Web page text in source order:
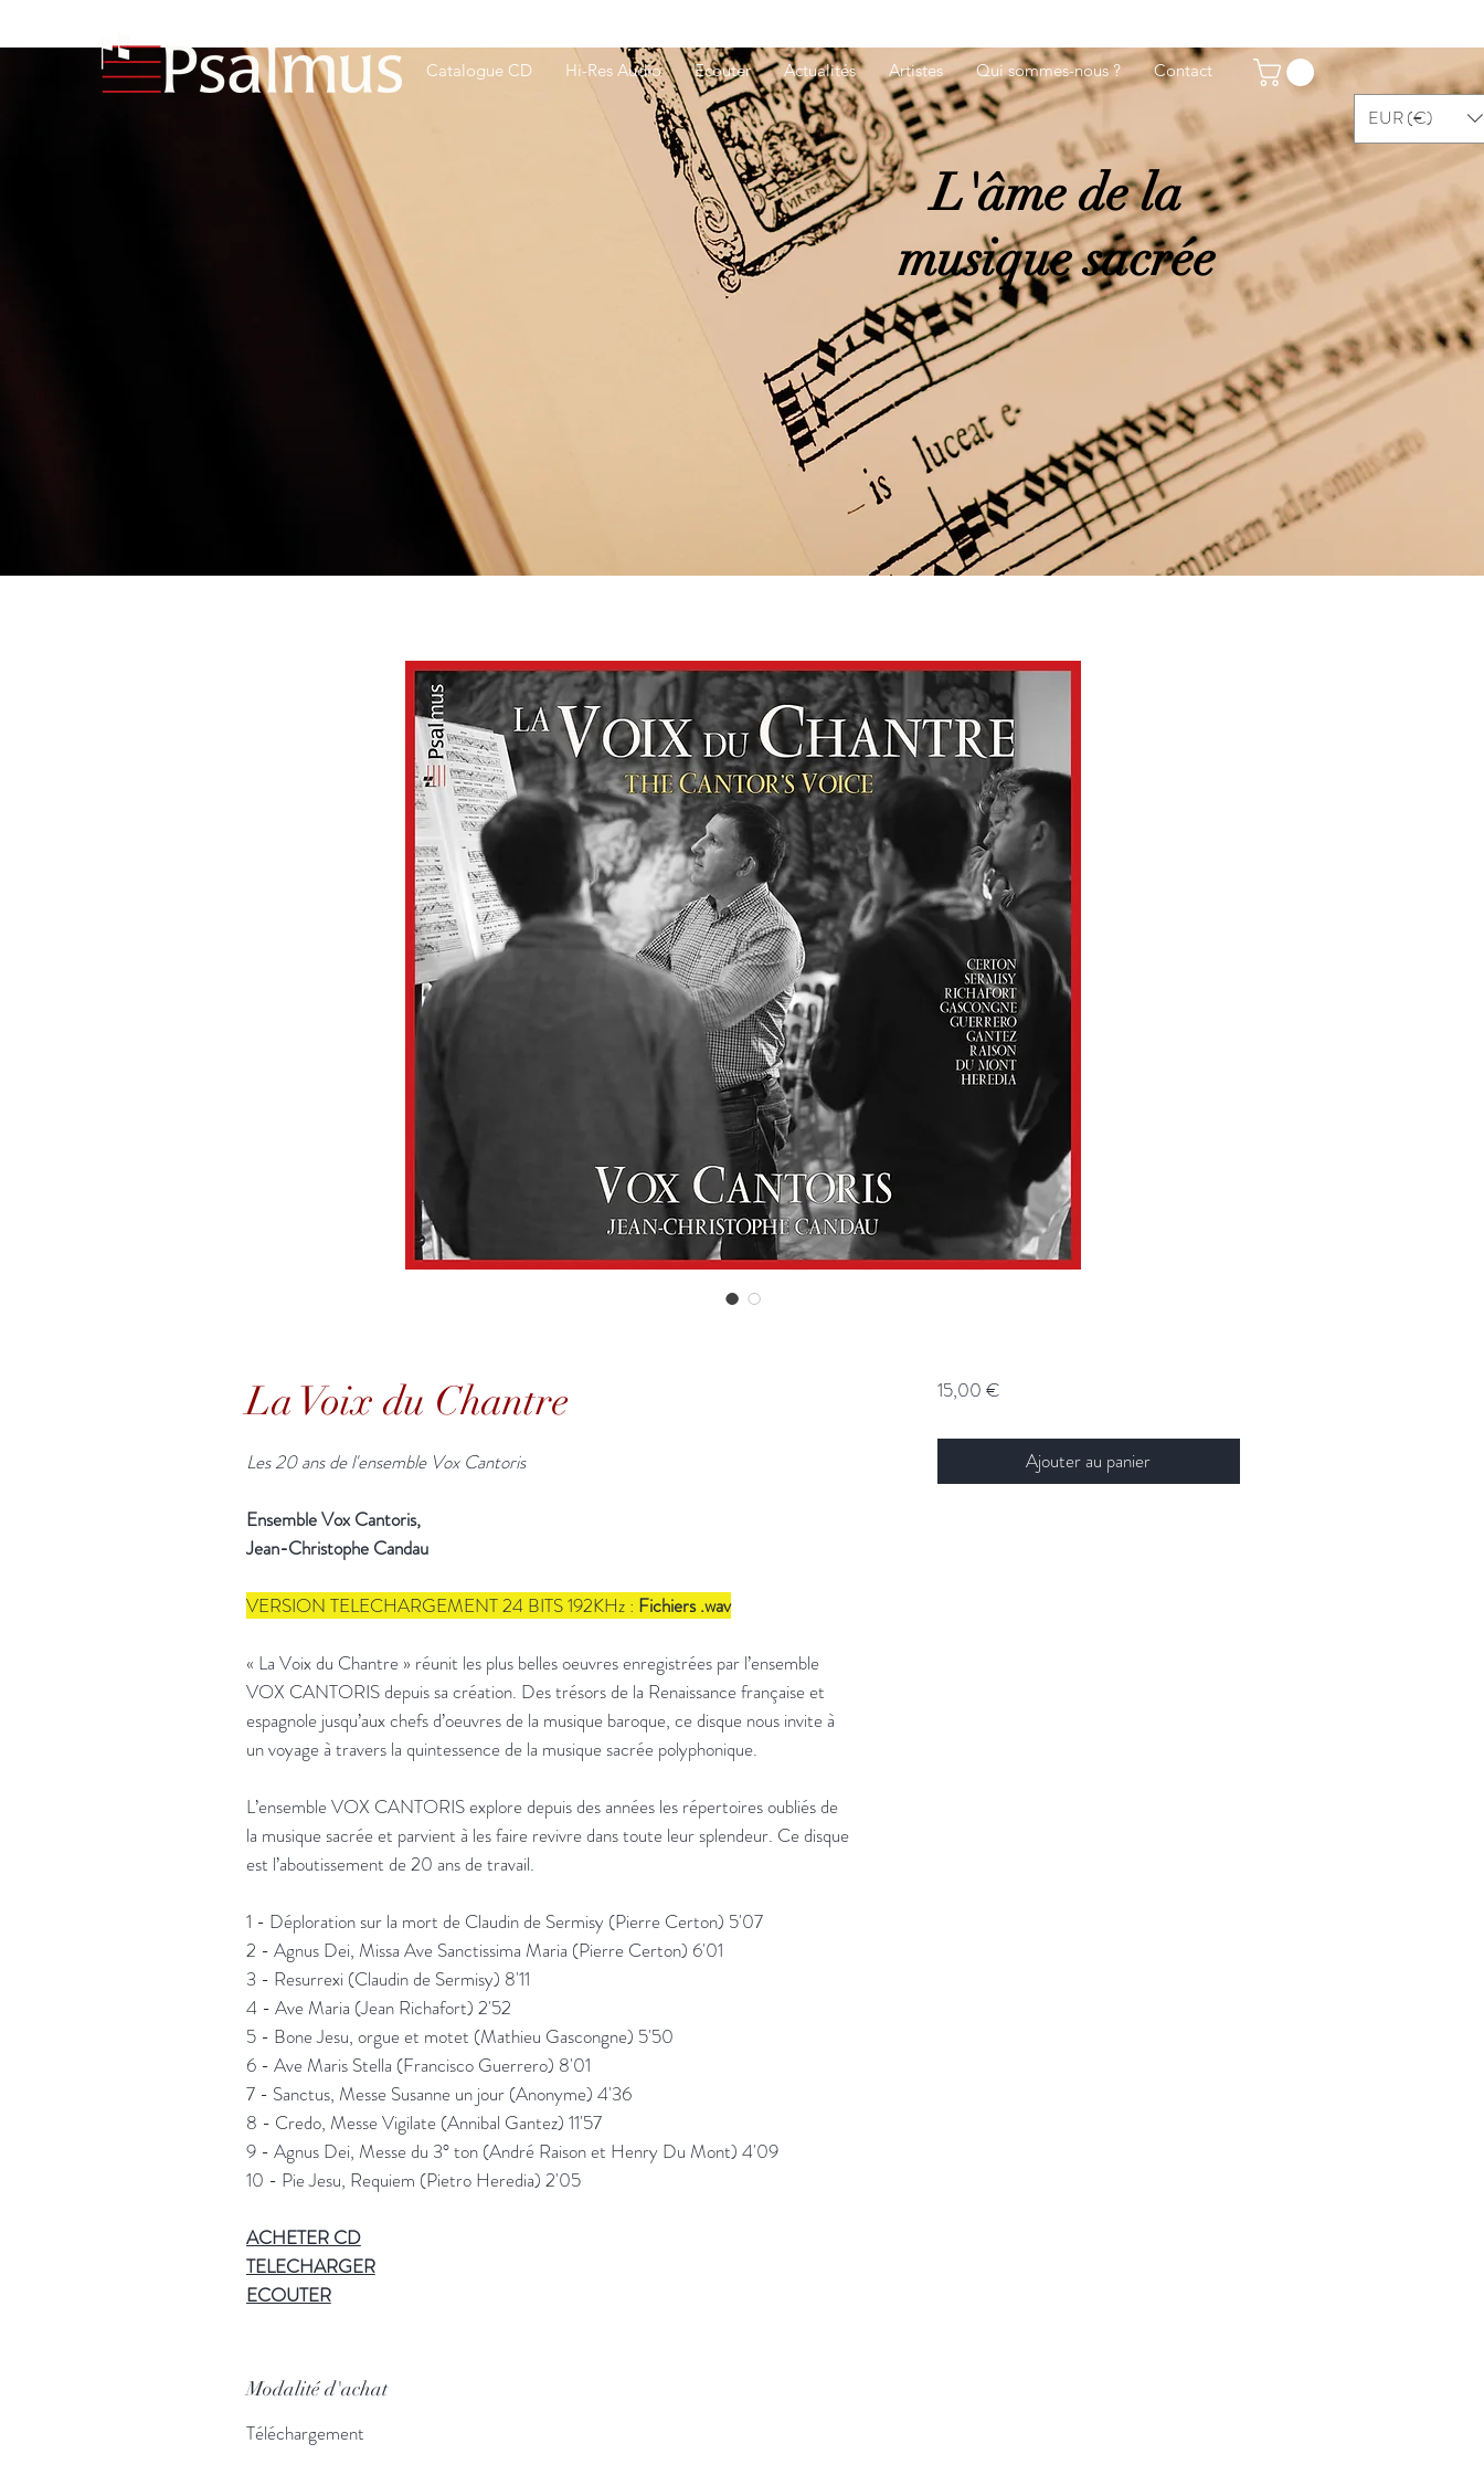
Catalogue CD Hi-Res Audio Ecouter Actualités Artistes Qui sommes-nous ? Contact
EUR (€)
L'âme de la
musique sacrée
La Voix du Chantre
Les 20 ans de l'ensemble Vox Cantoris
Ensemble Vox Cantoris,
Jean-Christophe Candau
VERSION TELECHARGEMENT 24 BITS 192KHz : Fichiers .wav
« La Voix du Chantre » réunit les plus belles oeuvres enregistrées par l’ensemble
VOX CANTORIS depuis sa création. Des trésors de la Renaissance française et
espagnole jusqu’aux chefs d’oeuvres de la musique baroque, ce disque nous invite à
un voyage à travers la quintessence de la musique sacrée polyphonique.
L’ensemble VOX CANTORIS explore depuis des années les répertoires oubliés de
la musique sacrée et parvient à les faire revivre dans toute leur splendeur. Ce disque
est l’aboutissement de 20 ans de travail.
1 - Déploration sur la mort de Claudin de Sermisy (Pierre Certon) 5'07
2 - Agnus Dei, Missa Ave Sanctissima Maria (Pierre Certon) 6'01
3 - Resurrexi (Claudin de Sermisy) 8'11
4 - Ave Maria (Jean Richafort) 2'52
5 - Bone Jesu, orgue et motet (Mathieu Gascongne) 5'50
6 - Ave Maris Stella (Francisco Guerrero) 8'01
7 - Sanctus, Messe Susanne un jour (Anonyme) 4'36
8 - Credo, Messe Vigilate (Annibal Gantez) 11'57
9 - Agnus Dei, Messe du 3° ton (André Raison et Henry Du Mont) 4'09
10 - Pie Jesu, Requiem (Pietro Heredia) 2'05
ACHETERCD
TELECHARGER
ECOUTER
Modalité d'achat
Téléchargement
15,00 €
Ajouter au panier